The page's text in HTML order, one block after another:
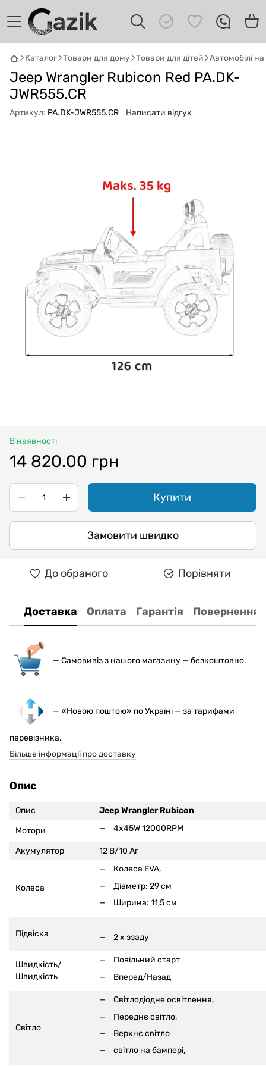
Каталог Товари для дому Товари для дітей Автомобілі
Jeep Wrangler Rubicon Red PA.DK-
JWR555.CR
Артикул: PA.DK-JWR555.CR Написати відгук
В наявності
14 820.00 грн
Купити
Замовити швидко
До обраного Порівняти
Доставка Оплата Гарантія Повернення
— Самовивіз з нашого магазину — безкоштовно.
— «Новою поштою» по Україні — за тарифами
перевізника.
Більше інформації про доставку
Опис
Опис
Jeep Wrangler Rubicon
Мотори
4x45W 12000RPM
Акумулятор 12 В/10 Аг
Колеса
Колеса EVA,
Діаметр: 29 см
Ширина: 11,5 см
Підвіска 2 x ззаду
Швидкість/
Швидкість
Повільний старт
Вперед/Назад
Світло
Світлодіодне освітлення,
Переднє світло,
Верхнє світло
світло на бампері,
GAZIKAI
Онлайн · пошук техніки
Привіт! 👋 Я Gazik AI — допоможу